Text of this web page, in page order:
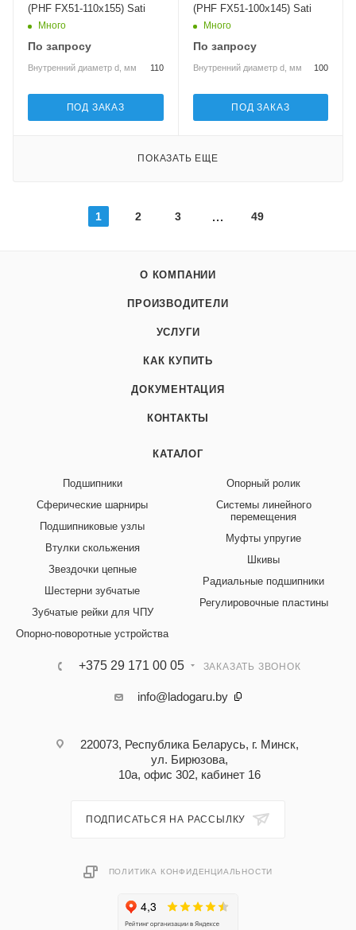
(PHF FX51-110x155) Sati
Много
По запросу
Внутренний диаметр d, мм 110
ПОД ЗАКАЗ
(PHF FX51-100x145) Sati
Много
По запросу
Внутренний диаметр d, мм 100
ПОД ЗАКАЗ
ПОКАЗАТЬ ЕЩЕ
1 2 3 49
О КОМПАНИИ
ПРОИЗВОДИТЕЛИ
УСЛУГИ
КАК КУПИТЬ
ДОКУМЕНТАЦИЯ
КОНТАКТЫ
КАТАЛОГ
Подшипники
Сферические шарниры
Подшипниковые узлы
Втулки скольжения
Звездочки цепные
Шестерни зубчатые
Зубчатые рейки для ЧПУ
Опорно-поворотные устройства
Опорный ролик
Системы линейного
перемещения
Муфты упругие
Шкивы
Радиальные подшипники
Регулировочные пластины
+375 29 171 00 05 ЗАКАЗАТЬ ЗВОНОК
info@ladogaru.by
220073, Республика Беларусь, г. Минск,
ул. Бирюзова,
10а, офис 302, кабинет 16
ПОДПИСАТЬСЯ НА РАССЫЛКУ
ПОЛИТИКА КОНФИДЕНЦИАЛЬНОСТИ